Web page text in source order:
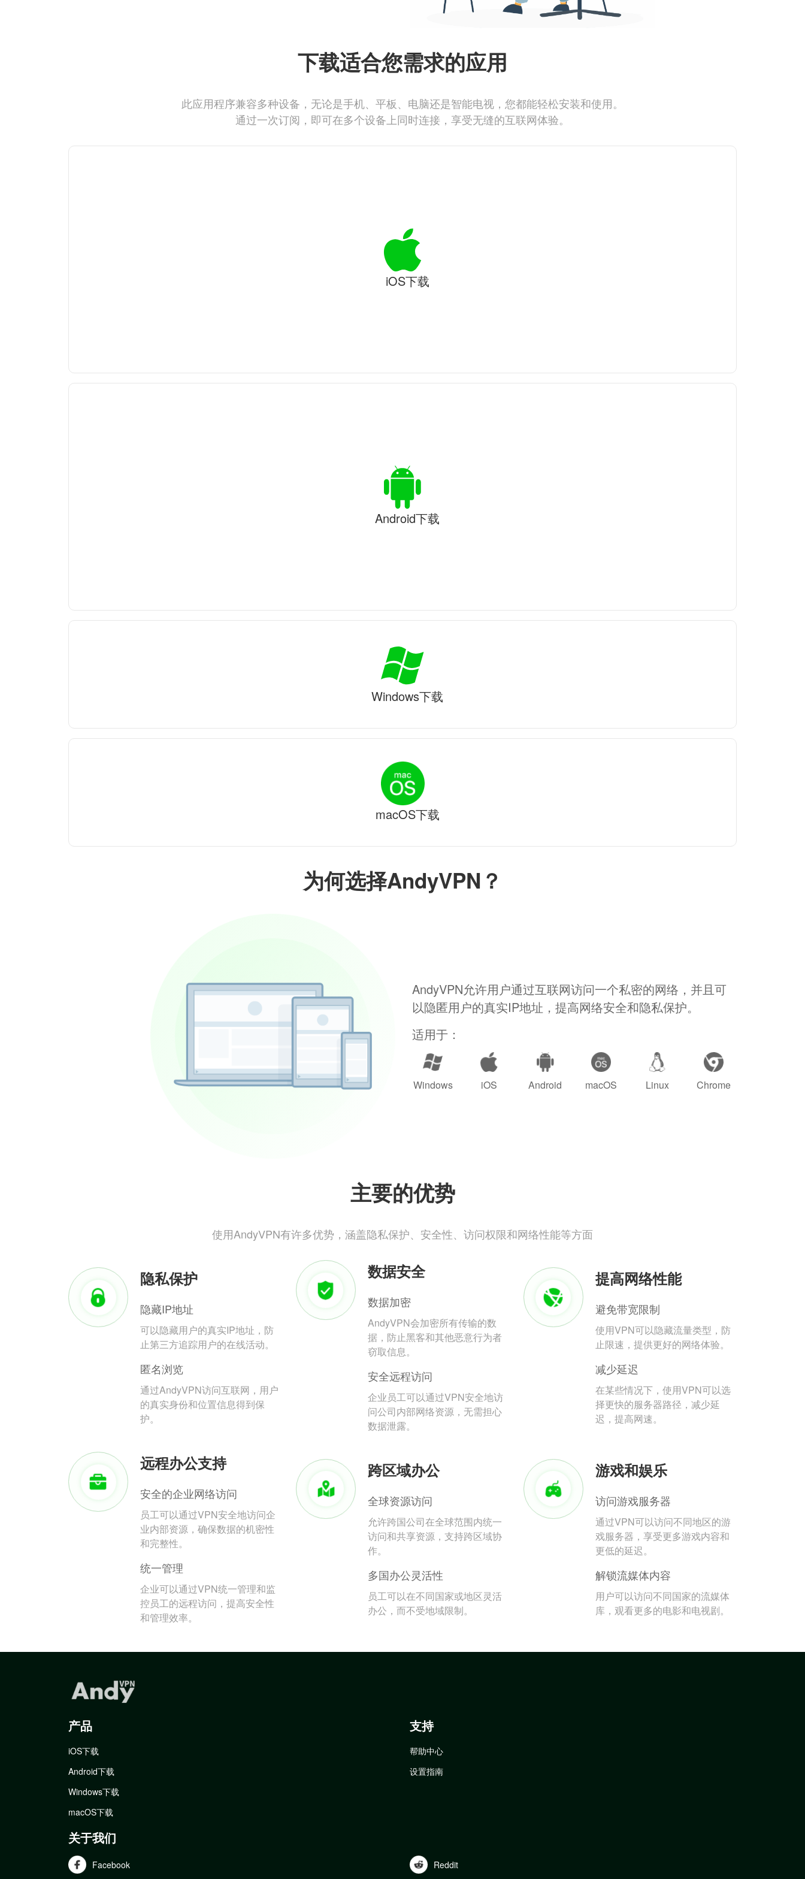
为何选择AndyVPN？
AndyVPN允许用户通过互联网访问一个私密的网络，并且可
以隐匿用户的真实IP地址，提高网络安全和隐私保护。
适用于：
Windows iOS Android macOS Linux Chrome
主要的优势
使用AndyVPN有许多优势，涵盖隐私保护、安全性、访问权限和网络性能等方面
隐私保护
隐藏IP地址
可以隐藏用户的真实IP地址，防
止第三方追踪用户的在线活动。
匿名浏览
通过AndyVPN访问互联网，用户
的真实身份和位置信息得到保
护。
数据安全
数据加密
AndyVPN会加密所有传输的数
据，防止黑客和其他恶意行为者
窃取信息。
安全远程访问
企业员工可以通过VPN安全地访
问公司内部网络资源，无需担心
数据泄露。
提高网络性能
避免带宽限制
使用VPN可以隐藏流量类型，防
止限速，提供更好的网络体验。
减少延迟
在某些情况下，使用VPN可以选
择更快的服务器路径，减少延
迟，提高网速。
远程办公支持
安全的企业网络访问
员工可以通过VPN安全地访问企
业内部资源，确保数据的机密性
和完整性。
统一管理
企业可以通过VPN统一管理和监
控员工的远程访问，提高安全性
和管理效率。
跨区域办公
全球资源访问
允许跨国公司在全球范围内统一
访问和共享资源，支持跨区域协
作。
多国办公灵活性
员工可以在不同国家或地区灵活
办公，而不受地域限制。
游戏和娱乐
访问游戏服务器
通过VPN可以访问不同地区的游
戏服务器，享受更多游戏内容和
更低的延迟。
解锁流媒体内容
用户可以访问不同国家的流媒体
库，观看更多的电影和电视剧。
下载适合您需求的应用
此应用程序兼容多种设备，无论是手机、平板、电脑还是智能电视，您都能轻松安装和使用。
通过一次订阅，即可在多个设备上同时连接，享受无缝的互联网体验。
iOS下载
Android下载
Windows下载
macOS下载
产品
iOS下载
Android下载
Windows下载
macOS下载
支持
帮助中心
设置指南
关于我们
Facebook Reddit